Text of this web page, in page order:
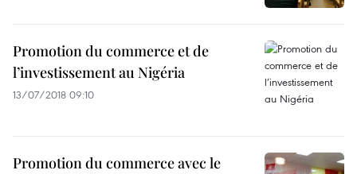
Promotion du commerce et de
l’investissement au Nigéria
13/07/2018 09:10
Promotion du commerce avec le